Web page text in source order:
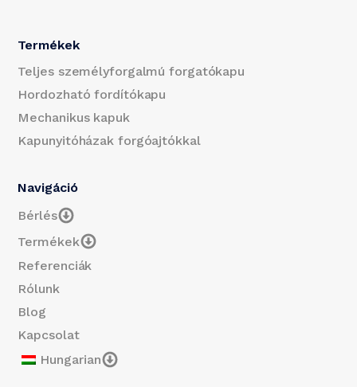
Termékek
Teljes személyforgalmú forgatókapu
Hordozható fordítókapu
Mechanikus kapuk
Kapunyitóházak forgóajtókkal
Navigáció
Bérlés
Termékek
Referenciák
Rólunk
Blog
Kapcsolat
Hungarian